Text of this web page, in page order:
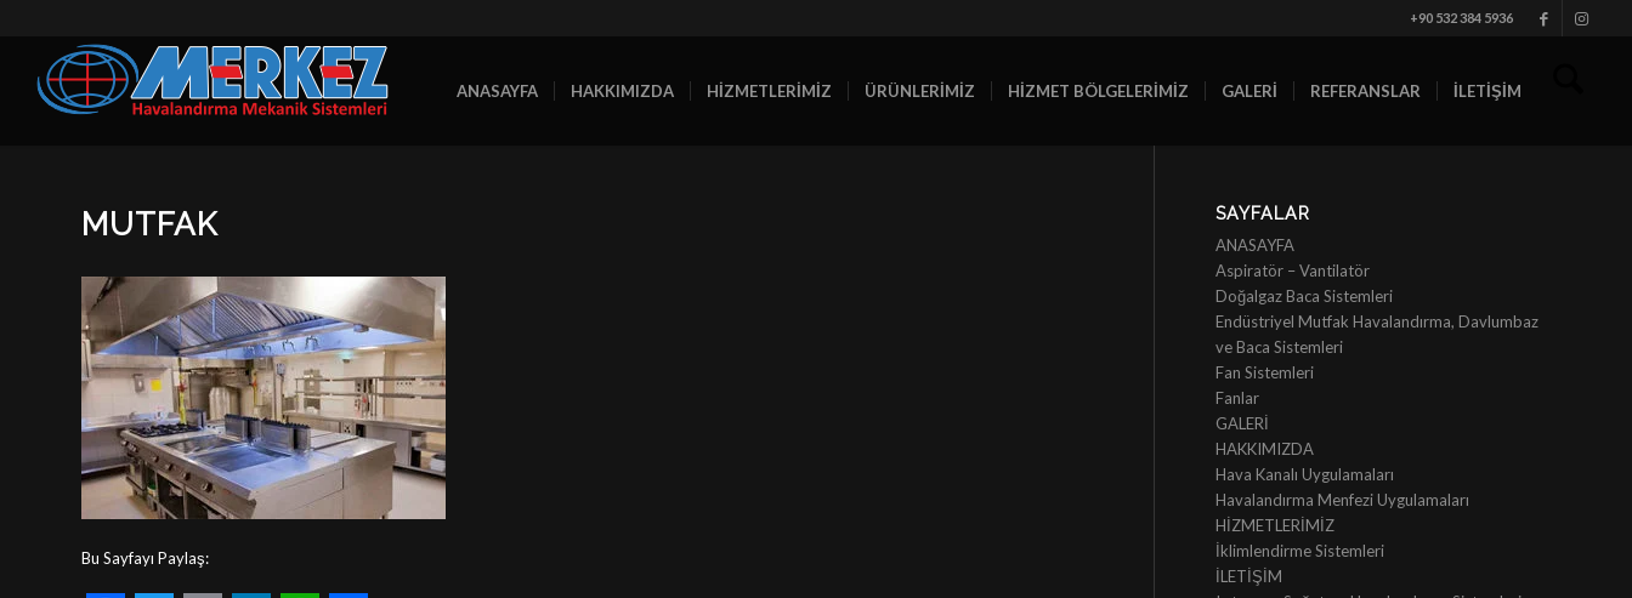
+90 532 384 5936
ANASAYFA HAKKIMIZDA HİZMETLERİMİZ ÜRÜNLERİMİZ HİZMET BÖLGELERİMİZ GALERİ REFERANSLAR İLETİŞİM
MUTFAK
Bu Sayfayı Paylaş:
SAYFALAR
ANASAYFA
Aspiratör – Vantilatör
Doğalgaz Baca Sistemleri
Endüstriyel Mutfak Havalandırma, Davlumbaz
ve Baca Sistemleri
Fan Sistemleri
Fanlar
GALERİ
HAKKIMIZDA
Hava Kanalı Uygulamaları
Havalandırma Menfezi Uygulamaları
HİZMETLERİMİZ
İklimlendirme Sistemleri
İLETİŞİM